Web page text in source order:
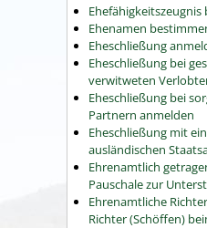
Ehefähigkeitszeugnis
Ehenamen
Eheschließung
Eheschließung bei
verwitweten
Eheschließung bei
Partnern anmelden
Eheschließung mit
ausländischen
Ehrenamtlich
Pauschale zur
Ehrenamtliche
Richter (Schöffen)